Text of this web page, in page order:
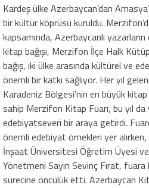
Kardeş ülke Azerbaycan’dan
bir kültür köprüsü kuruldu.
kapsamında, Azerbaycanlı
kitap bağışı, Merzifon İlçe Halk
bağış, iki ülke arasında kültürel ve
önemli bir katkı sağlıyor. Her yıl
Karadeniz Bölgesi’nin en büyük
sahip Merzifon Kitap Fuarı, bu yıl
edebiyatseveri bir araya getirdi.
önemli edebiyat örnekleri yer
İnşaat Üniversitesi Öğretim Üyesi ve
Yönetmeni Sayın Sevinç Fırat, fuara
sürecine öncülük etti. Azerbaycan